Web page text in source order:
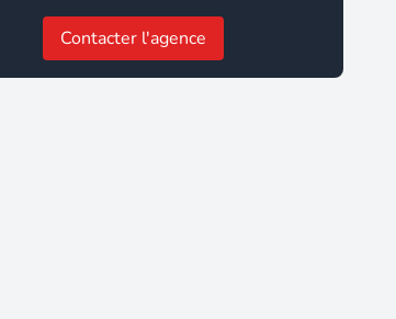
Contacter l'agence